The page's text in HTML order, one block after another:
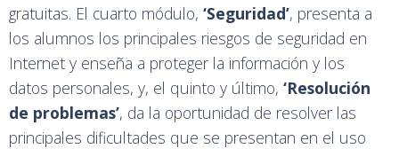
gratuitas. El cuarto módulo, ‘Seguridad’, presenta a
los alumnos los principales riesgos de seguridad en
Internet y enseña a proteger la información y los
datos personales, y, el quinto y último, ‘Resolución
de problemas’, da la oportunidad de resolver las
principales dificultades que se presentan en el uso